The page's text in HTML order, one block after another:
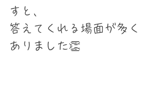
すと、
答えてくれる場面が多く
ありました👏